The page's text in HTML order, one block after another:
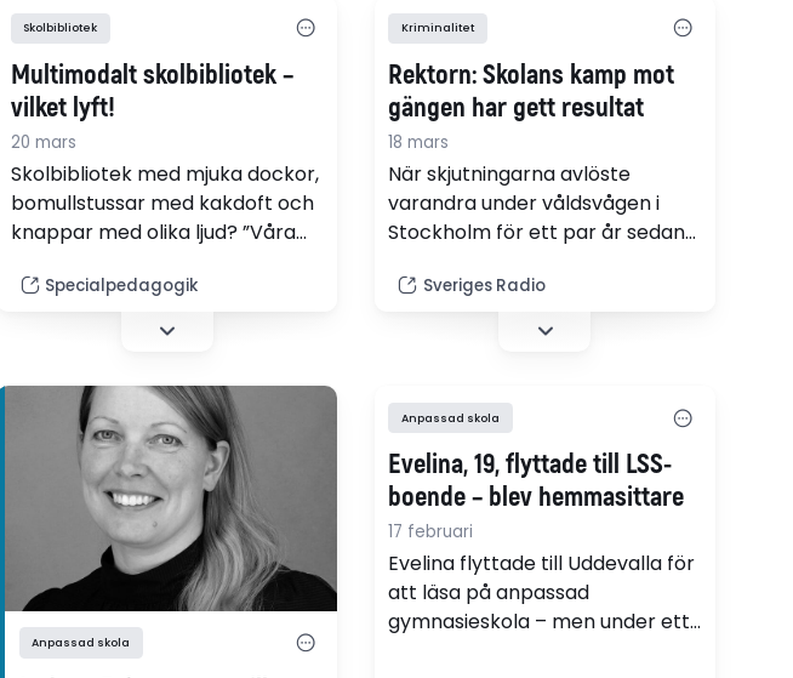
elever med
funktionsnedsättningar.
hjälp och vi förstår inte lika
mycket som andra", säger
eleven Denise.
Skolbibliotek
Multimodalt skolbibliotek –
vilket lyft!
20 mars
Skolbibliotek med mjuka dockor,
bomulls­tussar med kakdoft och
knappar med olika ljud? ”Våra
inlärningskanaler.”
Specialpedagogik
Kriminalitet
Rektorn: Skolans kamp mot
gängen har gett resultat
18 mars
När skjutningarna avlöste
varandra under våldsvågen i
Stockholm för ett par år sedan
kontaktade elever på Polhems
anpassade gymnasieskola i
fördjupat samarbete mellan
skolan, socialtjänst och polis
som nu ska spridas vidare.
Sveriges Radio
Anpassad skola
Anpassad skola
Evelina, 19, flyttade till LSS-
boende – blev hemmasittare
17 februari
Evelina flyttade till Uddevalla för
att läsa på anpassad
gymnasieskola – men under ett